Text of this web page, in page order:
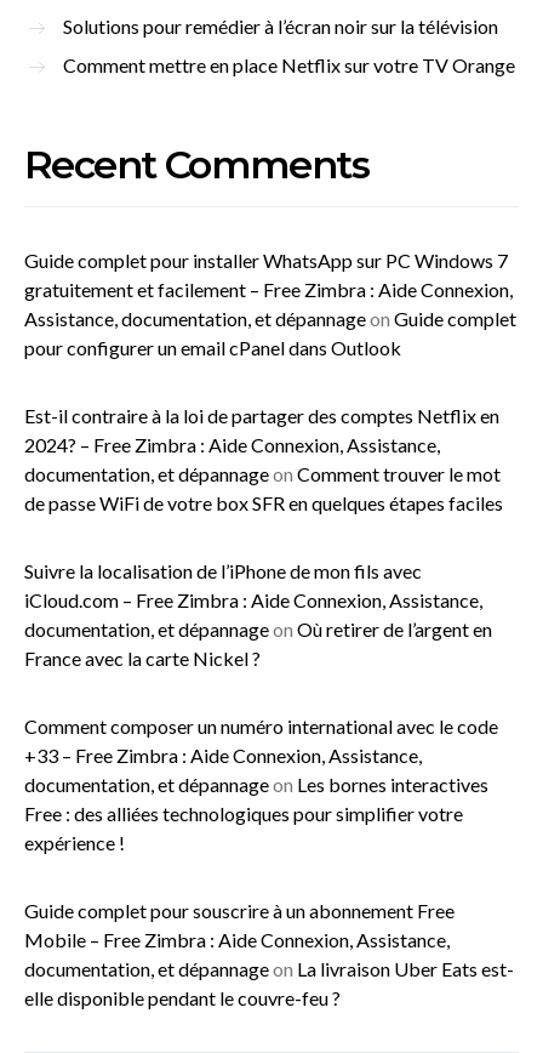
Solutions pour remédier à l’écran noir sur la télévision
Comment mettre en place Netflix sur votre TV Orange
Recent Comments
Guide complet pour installer WhatsApp sur PC Windows 7
gratuitement et facilement – Free Zimbra : Aide Connexion,
Assistance, documentation, et dépannageon Guide complet
pour configurer un email cPanel dans Outlook
Est-il contraire à la loi de partager des comptes Netflix en
2024? – Free Zimbra : Aide Connexion, Assistance,
documentation, et dépannageon Comment trouver le mot
de passe WiFi de votre box SFR en quelques étapes faciles
Suivre la localisation de l’iPhone de mon fils avec
iCloud.com – Free Zimbra : Aide Connexion, Assistance,
documentation, et dépannageon Où retirer de l’argent en
France avec la carte Nickel ?
Comment composer un numéro international avec le code
+33 – Free Zimbra : Aide Connexion, Assistance,
documentation, et dépannageon Les bornes interactives
Free : des alliées technologiques pour simplifier votre
expérience !
Guide complet pour souscrire à un abonnement Free
Mobile – Free Zimbra : Aide Connexion, Assistance,
documentation, et dépannageon La livraison Uber Eats est-
elle disponible pendant le couvre-feu ?